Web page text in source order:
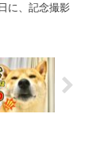
に、記念撮影